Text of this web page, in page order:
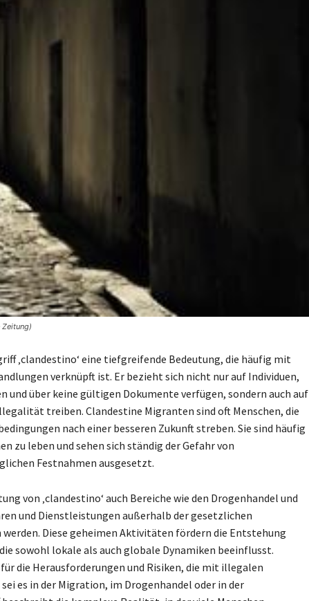
‚clandestino‘ eine tiefgreifende Bedeutung, die häufig mit
verknüpft ist. Er bezieht sich nicht nur auf Individuen,
und über keine gültigen Dokumente verfügen, sondern auch auf
treiben. Clandestine Migranten sind oft Menschen, die
nach einer besseren Zukunft streben. Sie sind häufig
zu leben und sehen sich ständig der Gefahr von
Festnahmen ausgesetzt.
von ‚clandestino‘ auch Bereiche wie den Drogenhandel und
und Dienstleistungen außerhalb der gesetzlichen
Diese geheimen Aktivitäten fördern die Entstehung
sowohl lokale als auch globale Dynamiken beeinflusst.
die Herausforderungen und Risiken, die mit illegalen
es in der Migration, im Drogenhandel oder in der